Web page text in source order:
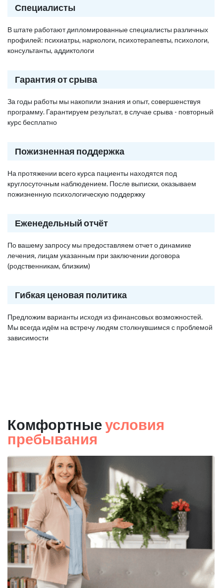
Специалисты
В штате работают дипломированные специалисты различных
профилей: психиатры, наркологи, психотерапевты, психологи,
консультанты, аддиктологи
Гарантия от срыва
За годы работы мы накопили знания и опыт, совершенствуя
программу. Гарантируем результат, в случае срыва - повторный
курс бесплатно
Пожизненная поддержка
На протяжении всего курса пациенты находятся под
круглосуточным наблюдением. После выписки, оказываем
пожизненную психологическую поддержку
Еженедельный отчёт
По вашему запросу мы предоставляем отчет о динамике
лечения, лицам указанным при заключении договора
(родственникам, близким)
Гибкая ценовая политика
Предложим варианты исходя из финансовых возможностей.
Мы всегда идём на встречу людям столкнувшимся с проблемой
зависимости
Комфортные условия
пребывания